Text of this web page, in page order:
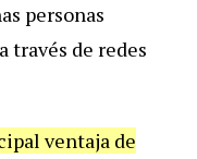
personas
través de redes
ventaja de